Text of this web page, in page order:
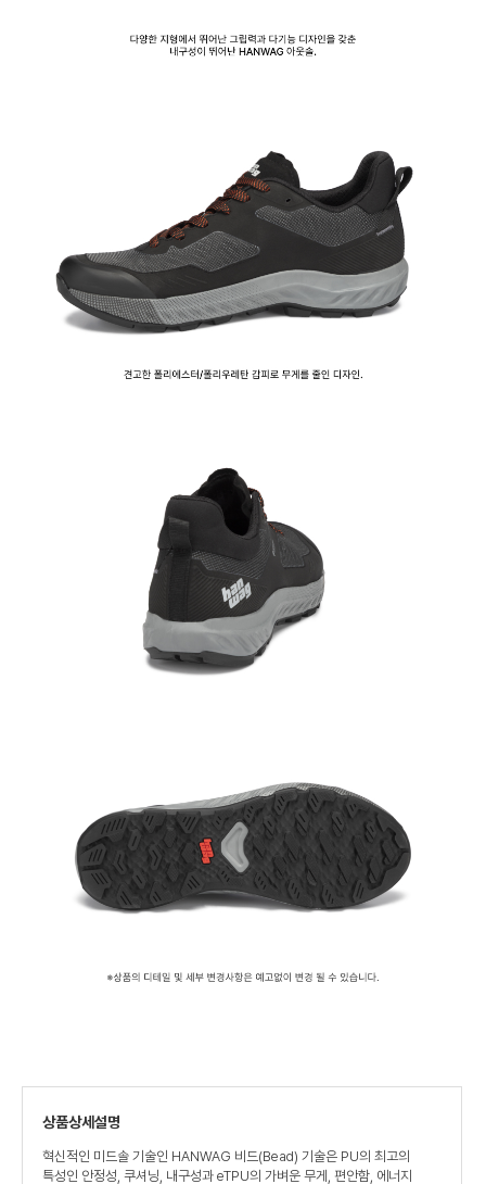
상품상세설명
혁신적인 미드솔 기술인 HANWAG 비드(Bead) 기술은 PU의 최고의
특성인 안정성, 쿠셔닝, 내구성과 eTPU의 가벼운 무게, 편안함, 에너지